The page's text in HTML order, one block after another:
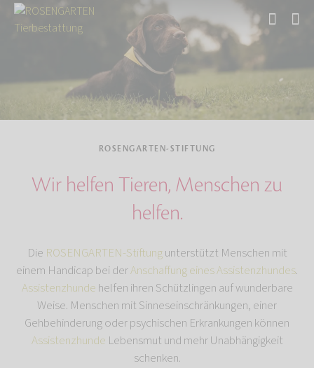
ROSENGARTEN-STIFTUNG
Wir helfen Tieren, Menschen zu
helfen.
Die ROSENGARTEN-Stiftungunterstützt Menschen mit
einem Handicap bei derAnschaffung eines Assistenzhundes.
Assistenzhunde helfen ihren Schützlingen auf wunderbare
Weise. Menschen mit Sinneseinschränkungen, einer
Gehbehinderung oder psychischen Erkrankungen können
Assistenzhunde Lebensmut und mehr Unabhängigkeit
schenken.